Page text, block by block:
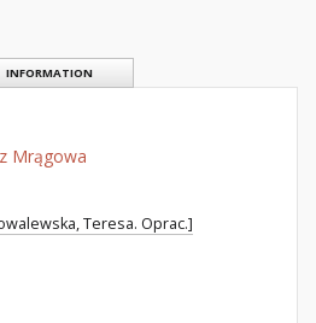
INFORMATION
Mrągowa
Teresa. Oprac.]